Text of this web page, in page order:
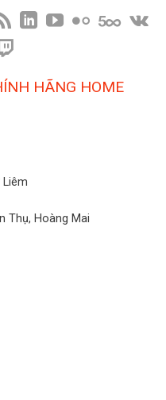
HÃNG HOME
Thụ, Hoàng Mai